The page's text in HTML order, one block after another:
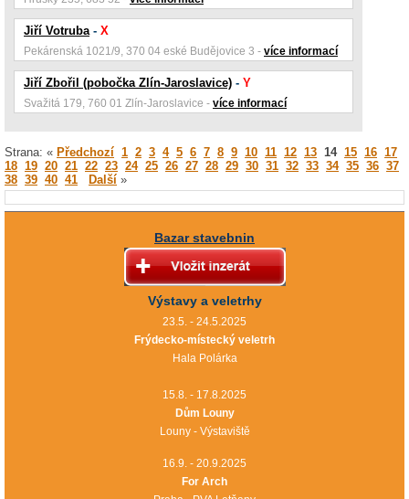
Jiří Votruba- X
Pekárenská 1021/9, 370 04 eské Budějovice 3 - více informací
Jiří Zbořil (pobočka Zlín-Jaroslavice) - Y
Svažitá 179, 760 01 Zlín-Jaroslavice - více informací
Strana: « Předchozí 1 2 3 4 5 6 7 8 9 10 11 12 13 14 15 16 17
18 19 20 21 22 23 24 25 26 27 28 29 30 31 32 33 34 35 36 37
38 39 40 41 Další »
Bazar stavebnin
Výstavy a veletrhy
23.5. - 24.5.2025
Frýdecko-místecký veletrh
Hala Polárka
15.8. - 17.8.2025
Dům Louny
Louny - Výstaviště
16.9. - 20.9.2025
For Arch